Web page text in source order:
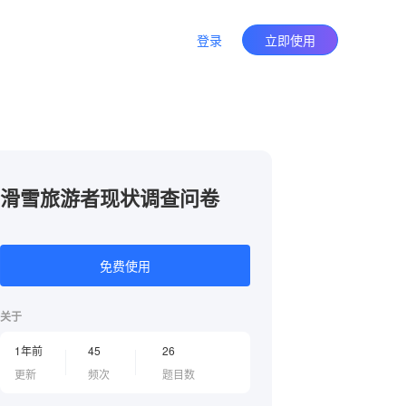
登录 立即使用
滑雪旅游者现状调查问卷
免费使用
关于
1年前
更新
45
频次
26
题目数